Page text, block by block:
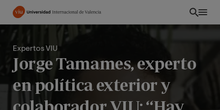
Pasar
contenido
principal
Expertos VIU
Jorge Tamames, experto
en política exterior y
colaborador VIU: “Hay